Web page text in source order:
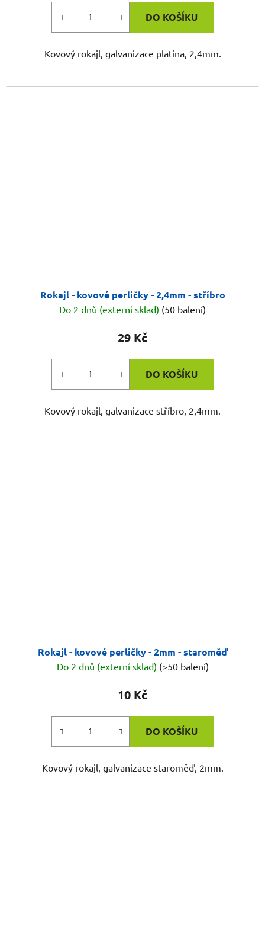
DO KOŠÍKU
Kovový rokajl, galvanizace platina, 2,4mm.
Rokajl - kovové perličky - 2,4mm - stříbro
Do 2 dnů (externí sklad) (50 balení)
29 Kč
DO KOŠÍKU
Kovový rokajl, galvanizace stříbro, 2,4mm.
Rokajl - kovové perličky - 2mm - staroměď
Do 2 dnů (externí sklad) (>50 balení)
10 Kč
DO KOŠÍKU
Kovový rokajl, galvanizace staroměď, 2mm.